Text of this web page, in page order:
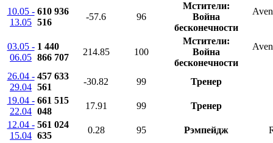
10.05 -
13.05
610 936
516
-57.6 96
Мстители:
Война
бесконечности
03.05 -
06.05
1 440
866 707
214.85 100
Мстители:
Война
бесконечности
26.04 -
29.04
457 633
561
-30.82 99
Тренер
19.04 -
22.04
661 515
048
17.91 99
Тренер
12.04 -
15.04
561 024
635
0.28 95 Рэмпейдж